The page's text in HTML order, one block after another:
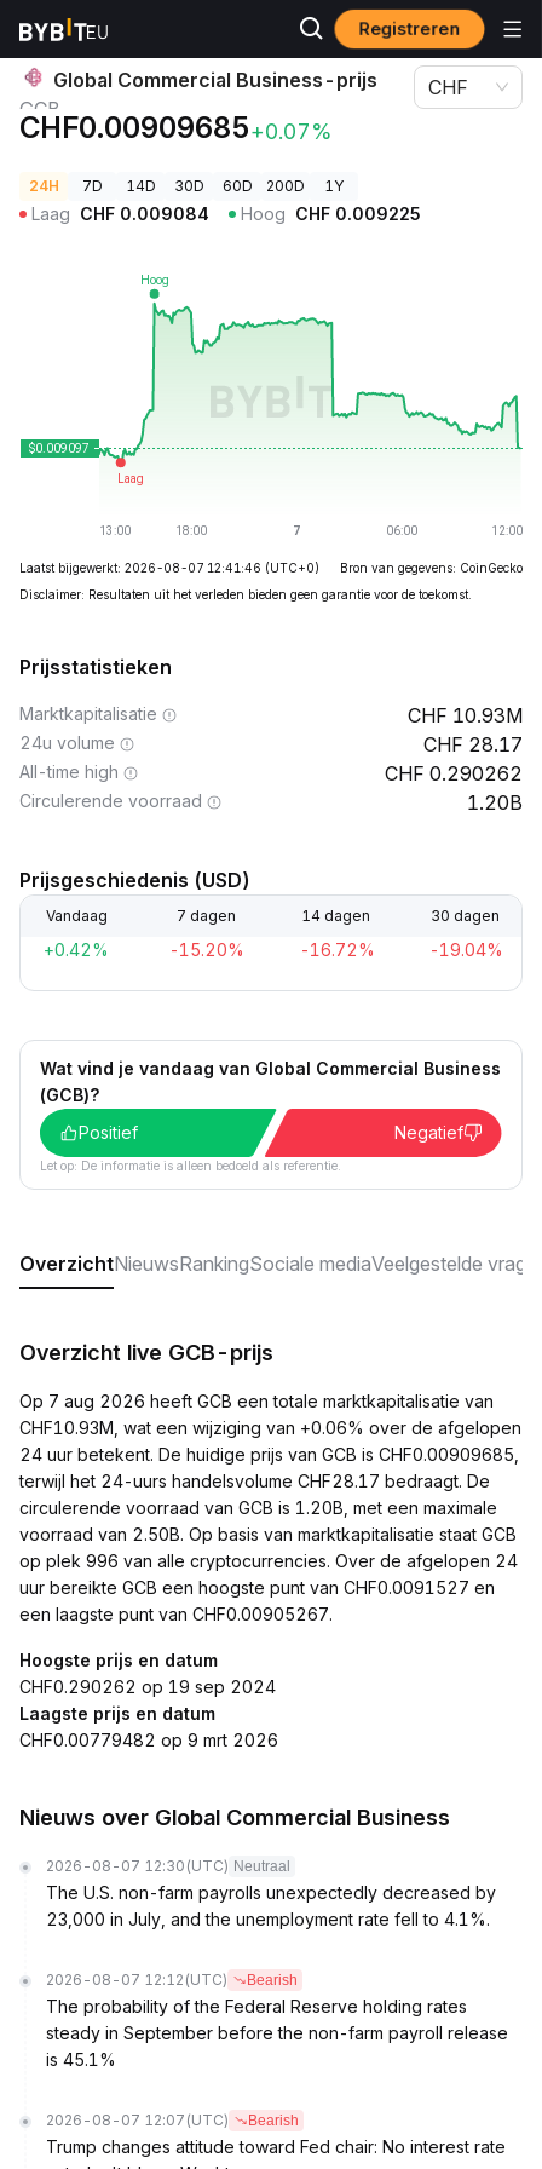
Registreren
Cryptoprijzen Global Commercial Business-prijs GCB
Global Commercial Business-prijs
GCB
CHF0.00909685+0.07%
CHF
24H 7D 14D 30D 60D 200D 1Y
Laag CHF 0.009084 Hoog CHF 0.009225
Laatst bijgewerkt: 2026-08-07 12:41:46 (UTC+0)
Bron van gegevens: CoinGecko
Disclaimer: Resultaten uit het verleden bieden geen garantie voor de toekomst.
Prijsstatistieken
Marktkapitalisatie 10.93M
24u volume 28.17
All-time high 0.290262
Circulerende voorraad 1.20B
Prijsgeschiedenis (USD)
Vandaag 7 dagen 14 dagen 30 dagen
+0.42% -15.20% -16.72% -19.04%
Wat vind je vandaag van Global Commercial Business
(GCB)?
Positief
Negatief
Let op: De informatie is alleen bedoeld als referentie.
OverzichtNieuwsRankingSociale mediaVeelgestelde
Overzicht live GCB-prijs
Op 7 aug 2026 heeft GCB een totale marktkapitalisatie van
CHF10.93M, wat een wijziging van +0.06% over de afgelopen
24 uur betekent. De huidige prijs van GCB is CHF0.00909685,
terwijl het 24-uurs handelsvolume CHF28.17 bedraagt. De
circulerende voorraad van GCB is 1.20B, met een maximale
voorraad van 2.50B. Op basis van marktkapitalisatie staat GCB
op plek 996 van alle cryptocurrencies. Over de afgelopen 24
uur bereikte GCB een hoogste punt van CHF0.0091527 en
een laagste punt van CHF0.00905267.
Hoogste prijs en datum
CHF0.290262 op 19 sep 2024
Laagste prijs en datum
CHF0.00779482 op 9 mrt 2026
Nieuws over Global Commercial Business
2026-08-07 12:30 (UTC) Neutraal
The U.S. non-farm payrolls unexpectedly decreased by
23,000 in July, and the unemployment rate fell to 4.1%.
2026-08-07 12:12 (UTC) Bearish
The probability of the Federal Reserve holding rates
steady in September before the non-farm payroll release
is 45.1%
2026-08-07 12:07 (UTC) Bearish
Trump changes attitude toward Fed chair: No interest rate